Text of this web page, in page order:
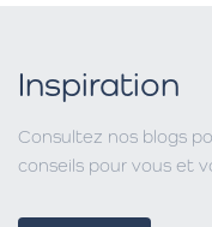
Inspiration
Consultez nos blogs
conseils pour vous et